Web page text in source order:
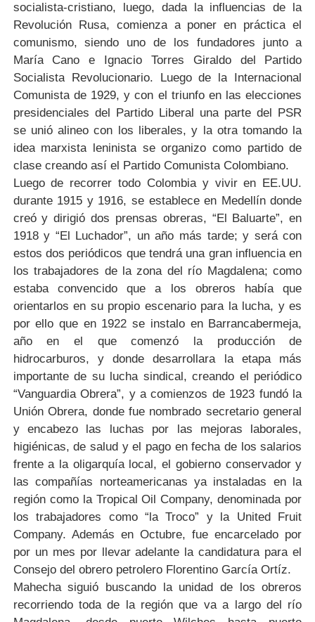
socialista-cristiano,
luego, dada la influencias de la
Revolución Rusa, comienza a poner en práctica el
comunismo,
siendo uno de los fundadores junto a
María
Cano e Ignacio Torres Giraldo del
Partido
Socialista Revolucionario. Luego de la Internacional
Comunista de 1929, y con el triunfo en las elecciones
presidenciales del Partido Liberal una parte del PSR
se unió alineo con los liberales, y la otra tomando la
idea marxista leninista se organizo como partido de
clase creando así el Partido Comunista Colombiano.
Luego de recorrer todo Colombia y vivir en EE.UU.
durante 1915 y 1916, se establece en Medellín donde
creó y dirigió dos prensas obreras, “El Baluarte”, en
1918 y “El Luchador”, un año más tarde; y será con
estos dos periódicos que tendrá una gran influencia en
los trabajadores de la zona del río Magdalena; como
estaba convencido que a los obreros había que
orientarlos en su propio escenario para la lucha, y es
por ello que en 1922 se instalo en Barrancabermeja,
año en el que comenzó la producción de
hidrocarburos, y donde desarrollara la etapa más
importante de su lucha sindical, creando el periódico
“Vanguardia Obrera”, y a comienzos de 1923 fundó la
Unión Obrera, donde fue nombrado secretario general
y encabezo las luchas por las mejoras laborales,
higiénicas, de salud y el pago en fecha de los salarios
frente a la oligarquía local, el gobierno conservador y
las compañías norteamericanas ya instaladas en la
región como la Tropical Oil Company, denominada por
los trabajadores como “la Troco” y la United Fruit
Company. Además en Octubre, fue encarcelado por
por un mes por llevar adelante la candidatura para el
Consejo del obrero petrolero Florentino García Ortíz.
Mahecha siguió buscando la unidad de los obreros
recorriendo toda de la región que va a largo del río